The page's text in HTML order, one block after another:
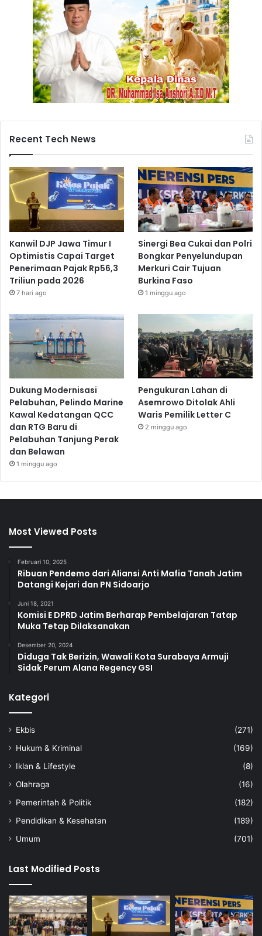
Recent Tech News
Kanwil DJP Jawa Timur I
Optimistis Capai Target
Penerimaan Pajak Rp56,3
Triliun pada 2026
7 hari ago
Sinergi Bea Cukai dan Polri
Bongkar Penyelundupan
Merkuri Cair Tujuan
Burkina Faso
1 minggu ago
Dukung Modernisasi
Pelabuhan, Pelindo Marine
Kawal Kedatangan QCC
dan RTG Baru di
Pelabuhan Tanjung Perak
dan Belawan
1 minggu ago
Pengukuran Lahan di
Asemrowo Ditolak Ahli
Waris Pemilik Letter C
2 minggu ago
Most Viewed Posts
Februari 10, 2025
Ribuan Pendemo dari Aliansi Anti Mafia Tanah Jatim
Datangi Kejari dan PN Sidoarjo
Juni 18, 2021
Komisi E DPRD Jatim Berharap Pembelajaran Tatap
Muka Tetap Dilaksanakan
Desember 20, 2024
Diduga Tak Berizin, Wawali Kota Surabaya Armuji
Sidak Perum Alana Regency GSI
Kategori
Ekbis
(271)
Hukum & Kriminal
(169)
Iklan & Lifestyle
(8)
Olahraga
(16)
Pemerintah & Politik
(182)
Pendidikan & Kesehatan
(189)
Umum
(701)
Last Modified Posts